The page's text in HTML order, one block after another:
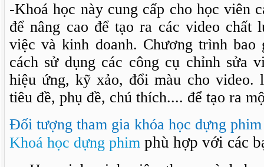
-Khoá học này cung cấp cho học viên
để nâng cao để tạo ra các video chất
việc và kinh doanh. Chương trình bao
cách sử dụng các công cụ chỉnh sửa
hiệu ứng, kỹ xảo, đổi màu cho video.
tiêu đề, phụ đề, chú thích.... để tạo ra
Đối tượng tham gia khóa học dựng
Khoá học dựng phim phù hợp với các